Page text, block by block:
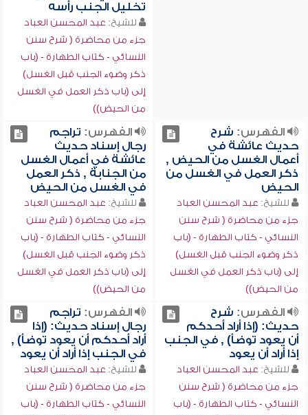
تخليل الجنب رأسه
للشيخ: عبد المحسن العباد
جزء من محاضرة ( شرح سنن
النسائي - كتاب الطهارة - (باب
ذكر وضوء الجنب قبل الغسل)
إلى (باب ذكر العمل في الغسل
من الحيض))
الفهرس: شرح
حديث عائشة في
أعمال الغسل من الحيض ,
ذكر العمل في الغسل من
الحيض
للشيخ: عبد المحسن العباد
جزء من محاضرة ( شرح سنن
النسائي - كتاب الطهارة - (باب
ذكر وضوء الجنب قبل الغسل)
إلى (باب ذكر العمل في الغسل
من الحيض))
الفهرس: تراجم
رجال إسناد حديث
عائشة في أعمال الغسل
من الجنابة , ذكر العمل
في الغسل من الحيض
للشيخ: عبد المحسن العباد
جزء من محاضرة ( شرح سنن
النسائي - كتاب الطهارة - (باب
ذكر وضوء الجنب قبل الغسل)
إلى (باب ذكر العمل في الغسل
من الحيض))
الفهرس: شرح
حديث: (إذا أراد أحدكم
أن يعود توضأ) , في الجنب
إذا أراد أن يعود
للشيخ: عبد المحسن العباد
جزء من محاضرة ( شرح سنن
النسائي - كتاب الطهارة - (باب
الفهرس: تراجم
رجال إسناد حديث: (إذا
أراد أحدكم أن يعود توضأ) ,
في الجنب إذا أراد أن يعود
للشيخ: عبد المحسن العباد
جزء من محاضرة ( شرح سنن
النسائي - كتاب الطهارة - (باب